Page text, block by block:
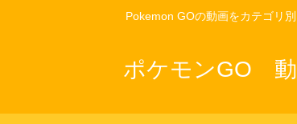
Pokemon GOの動画をカテゴリ別
ポケモンGO 動